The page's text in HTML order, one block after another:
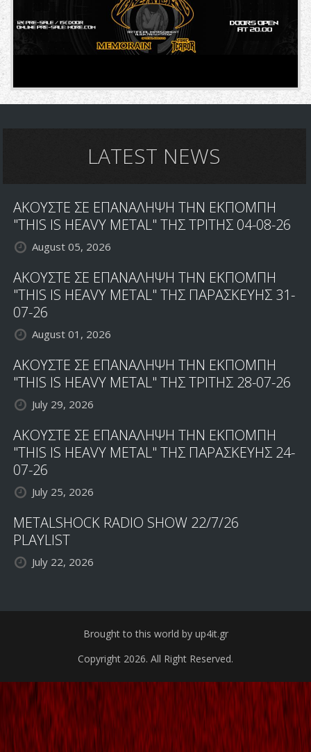
LATEST NEWS
ΑΚΟΥΣΤΕ ΣΕ ΕΠΑΝΑΛΗΨΗ ΤΗΝ ΕΚΠΟΜΠΗ
"THIS IS HEAVY METAL" ΤΗΣ ΤΡΙΤΗΣ 04-08-26
August 05, 2026
ΑΚΟΥΣΤΕ ΣΕ ΕΠΑΝΑΛΗΨΗ ΤΗΝ ΕΚΠΟΜΠΗ
"THIS IS HEAVY METAL" ΤΗΣ ΠΑΡΑΣΚΕΥΗΣ 31-
07-26
August 01, 2026
ΑΚΟΥΣΤΕ ΣΕ ΕΠΑΝΑΛΗΨΗ ΤΗΝ ΕΚΠΟΜΠΗ
"THIS IS HEAVY METAL" ΤΗΣ ΤΡΙΤΗΣ 28-07-26
July 29, 2026
ΑΚΟΥΣΤΕ ΣΕ ΕΠΑΝΑΛΗΨΗ ΤΗΝ ΕΚΠΟΜΠΗ
"THIS IS HEAVY METAL" ΤΗΣ ΠΑΡΑΣΚΕΥΗΣ 24-
07-26
July 25, 2026
METALSHOCK RADIO SHOW 22/7/26
PLAYLIST
July 22, 2026
Brought to this world by up4it.gr
Copyright 2026. All Right Reserved.